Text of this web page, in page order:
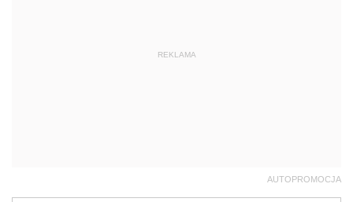
REKLAMA
AUTOPROMOCJA